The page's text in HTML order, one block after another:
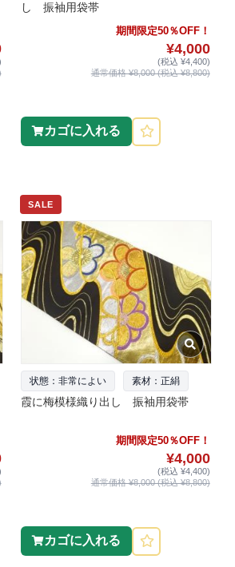
し 振袖用袋帯
期間限定50％OFF！
¥4,000
(税込 ¥4,400)
通常価格 ¥8,000 (税込 ¥8,800)
カゴに入れる
SALE
状態：非常によい 素材：正絹
霞に梅模様織り出し 振袖用袋帯
期間限定50％OFF！
¥4,000
(税込 ¥4,400)
通常価格 ¥8,000 (税込 ¥8,800)
カゴに入れる